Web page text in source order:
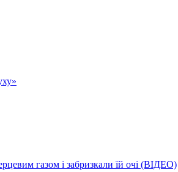
газом і забризкали їй очі (ВІДЕО)